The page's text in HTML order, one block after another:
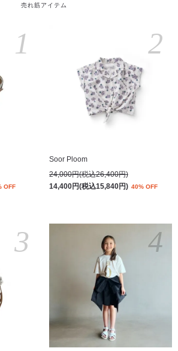
売れ筋アイテム
OFF
1
Soor Ploom
24,000円(税込26,400円)
14,400円(税込15,840円) 40% OFF
2
3 4